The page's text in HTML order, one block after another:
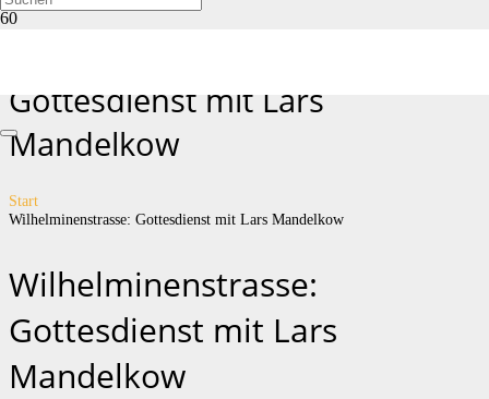
Gottesdienst mit Lars
Mandelkow
Start
Wilhelminenstrasse: Gottesdienst mit Lars Mandelkow
Wilhelminenstrasse:
Gottesdienst mit Lars
Mandelkow